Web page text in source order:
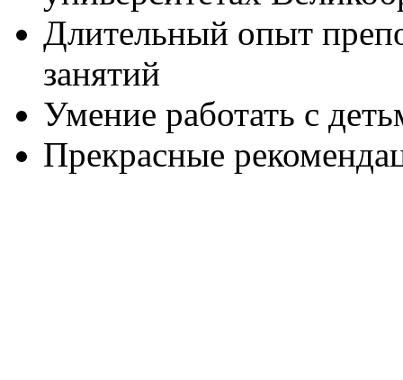
Длительный опыт
занятий
Умение работать с
Прекрасные